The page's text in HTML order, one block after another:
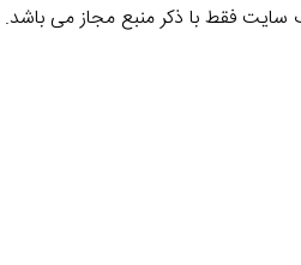
فقط با ذکر منبع مجاز می باشد.